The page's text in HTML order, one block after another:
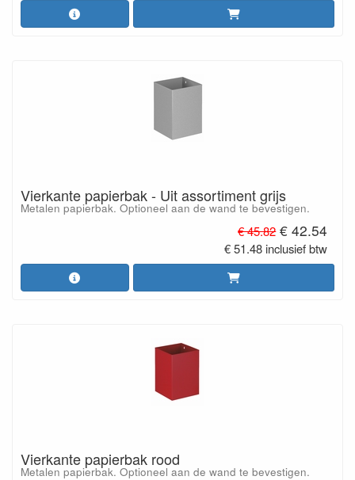
Vierkante papierbak - Uit assortiment grijs
Metalen papierbak. Optioneel aan de wand te bevestigen.
€ 45.82 € 42.54
€ 51.48 inclusief btw
Vierkante papierbak rood
Metalen papierbak. Optioneel aan de wand te bevestigen.